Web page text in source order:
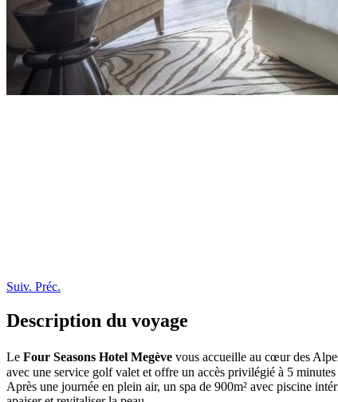
Suiv. Préc.
Description du voyage
Le Four Seasons Hotel Megève vous accueille au cœur des
avec une service golf valet et offre un accès privilégié à 5
Après une journée en plein air, un spa de 900m² avec piscine